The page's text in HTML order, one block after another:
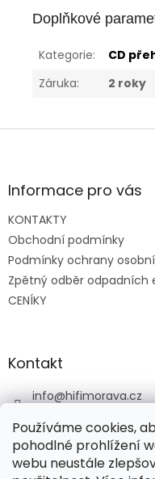
Používáme cookies,
pohodlné prohlížení
webu neustále
Doplňkové
Kategorie:
CD
Záruka: 2 roky
Z
aInformace pro vás
KONTAKTY
Obchodní podmínky
Podmínky ochrany
Zpětný odběr odpadních
CENÍKY
Kontakt
info@hifimorava.cz
+420 722 705 125
+420 774 037 152
HI-FI Morava